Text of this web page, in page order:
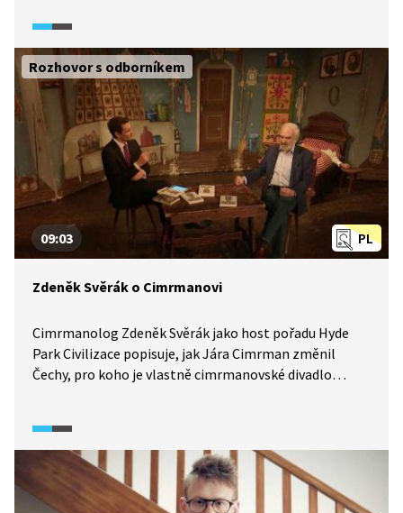
v komunikaci, vysvětluje pořad What the fact (2024).
Rozhovor s odborníkem
PL
09:03
Zdeněk Svěrák o Cimrmanovi
Cimrmanolog Zdeněk Svěrák jako host pořadu Hyde
Park Civilizace popisuje, jak Jára Cimrman změnil
Čechy, pro koho je vlastně cimrmanovské divadlo
Cimrman vypadal.